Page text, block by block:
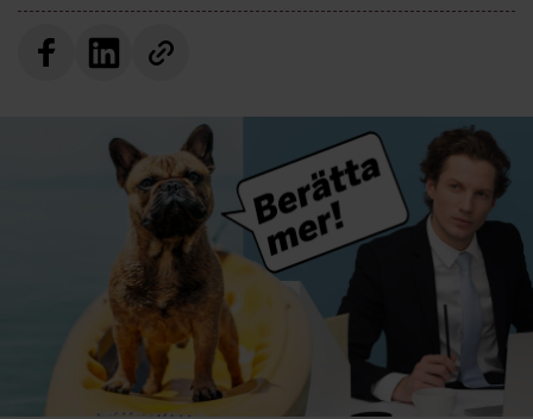
Logga in
Prenumerera
efter: